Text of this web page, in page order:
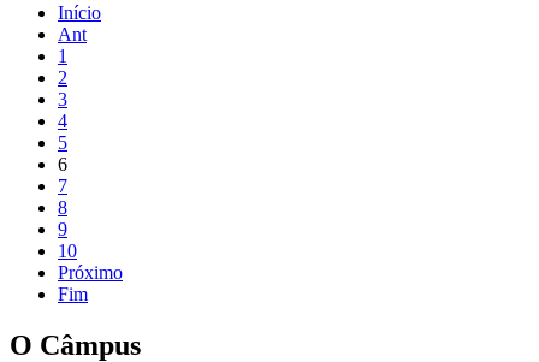
Início
Ant
1
2
3
4
5
6
7
8
9
10
Próximo
Fim
O Câmpus